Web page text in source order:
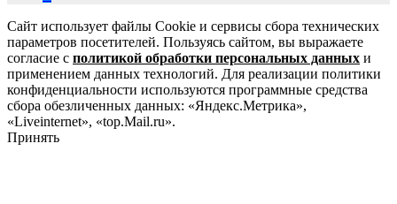
Сайт использует файлы Cookie и сервисы сбора технических
параметров посетителей. Пользуясь сайтом, вы выражаете
согласие с политикой обработки персональных данных и
применением данных технологий. Для реализации политики
конфиденциальности используются программные средства
сбора обезличенных данных: «Яндекс.Метрика»,
«Liveinternet», «top.Mail.ru».
Принять